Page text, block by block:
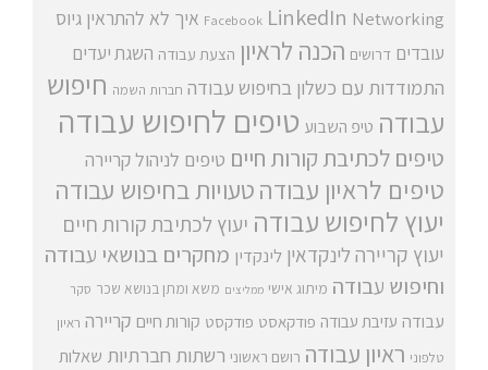
Facebook LinkedIn Networking איך לא להתראין גיוס
עובדים דרושים הכנה לראיון הצעת עבודה השגת יעדים
התמודדות עם כשלון בחיפוש עבודה חברות השמה חיפוש
עבודה טיפ השבוע טיפים לחיפוש עבודה
טיפים לכתיבת קורות חיים טיפים לניהול קריירה
טיפים לראיון עבודהטעויות בחיפוש עבודה
יעוץ לחיפוש עבודה יעוץ לכתיבת קורות חיים
יעוץ קריירה לינקדאין לינקדין מחקרים בנושאי עבודה
וחיפוש עבודה מיתוג אישי ממליצים משא ומתן בנושא שכר סקר
עבודה עזיבת עבודה פודקאסט פודקסט קורות חיים קריירה ראיון
טלפוני ראיון עבודה רושם ראשוני רשתות חברתיות שאלות